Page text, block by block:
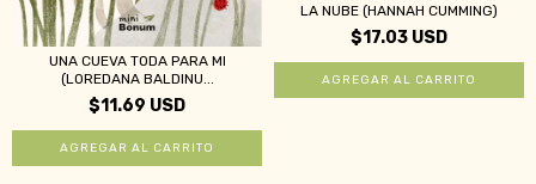
UNA CUEVA TODA PARA MI
(LOREDANA BALDINU...
$11.69 USD
LA NUBE (HANNAH CUMMING)
$17.03 USD